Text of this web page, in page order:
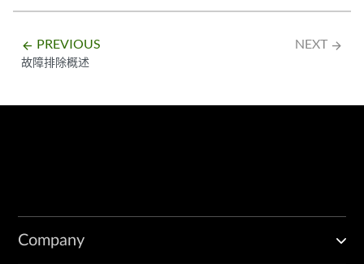
arrow_backward PREVIOUS
故障排除概述
NEXT arrow_forward
Company